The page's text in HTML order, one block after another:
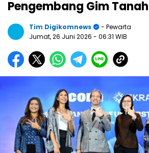
Pengembang Gim
Tim Digikomnews
- Pewarta
Jumat, 26 Juni 2026 - 06:31 WIB